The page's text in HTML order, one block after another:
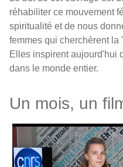
réhabiliter ce mouvement
spiritualité et de nous
femmes qui cherchèrent
Elles inspirent aujourd'hui
dans le monde entier.
Un mois, un